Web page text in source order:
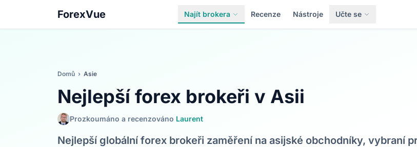
ForexVue Najít brokera Recenze Nástroje Učte se
Domů › Asie
Nejlepší forex brokeři v Asii
Prozkoumáno a recenzováno Laurent
Nejlepší globální forex brokeři zaměření na asijské obchodníky, vybraní